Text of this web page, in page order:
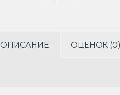
ОПИСАНИЕ: ОЦЕНОК (0)